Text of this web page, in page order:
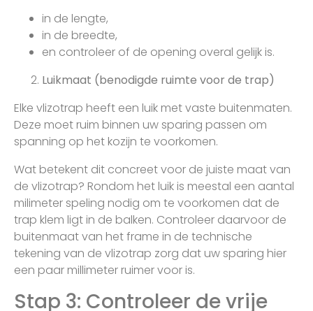
in de lengte,
in de breedte,
en controleer of de opening overal gelijk is.
Luikmaat (benodigde ruimte voor de trap)
Elke vlizotrap heeft een luik met vaste buitenmaten.
Deze moet ruim binnen uw sparing passen om
spanning op het kozijn te voorkomen.
Wat betekent dit concreet voor de juiste maat van
de vlizotrap? Rondom het luik is meestal een aantal
milimeter speling nodig om te voorkomen dat de
trap klem ligt in de balken. Controleer daarvoor de
buitenmaat van het frame in de technische
tekening van de vlizotrap zorg dat uw sparing hier
een paar millimeter ruimer voor is.
Stap 3: Controleer de vrije